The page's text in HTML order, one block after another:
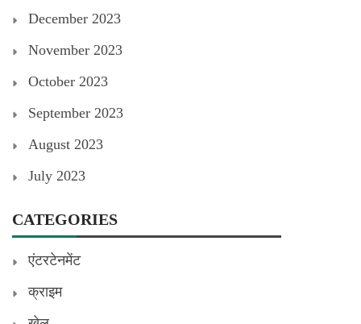
December 2023
November 2023
October 2023
September 2023
August 2023
July 2023
CATEGORIES
एंटरटेनमेंट
क्राइम